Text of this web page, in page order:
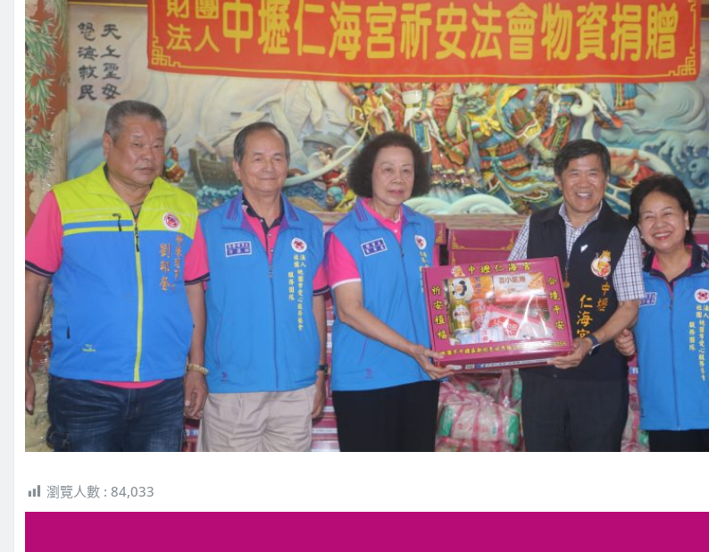
瀏覽人數 : 84,033